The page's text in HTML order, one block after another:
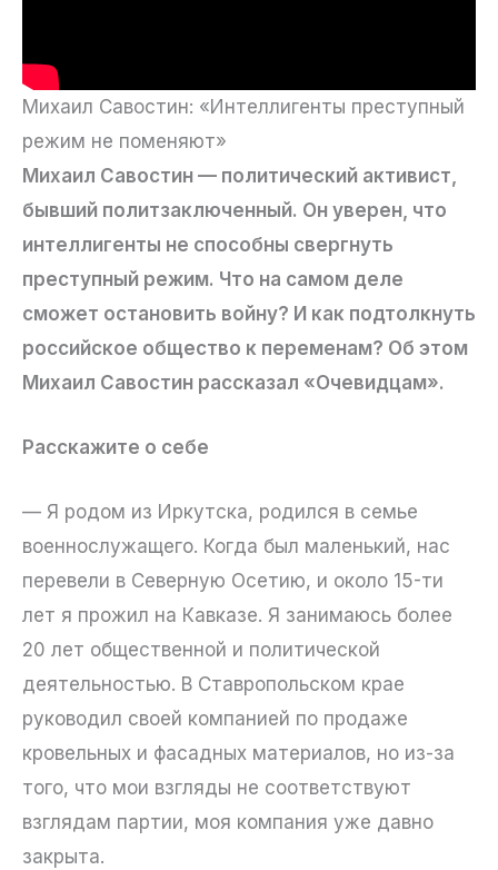
Михаил Савостин: «Интеллигенты преступный
режим не поменяют»
Михаил Савостин — политический активист,
бывший политзаключенный. Он уверен, что
интеллигенты не способны свергнуть
преступный режим. Что на самом деле
сможет остановить войну? И как подтолкнуть
российское общество к переменам? Об этом
Михаил Савостин рассказал «Очевидцам».
Расскажите о себе
— Я родом из Иркутска, родился в семье
военнослужащего. Когда был маленький, нас
перевели в Северную Осетию, и около 15-ти
лет я прожил на Кавказе. Я занимаюсь более
20 лет общественной и политической
деятельностью. В Ставропольском крае
руководил своей компанией по продаже
кровельных и фасадных материалов, но из-за
того, что мои взгляды не соответствуют
взглядам партии, моя компания уже давно
закрыта.